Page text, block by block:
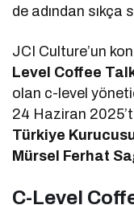
de adından sıkça
JCI Culture’un
Level Coffee
olan c-level
24 Haziran
Türkiye
Mürsel Ferhat
C-Level